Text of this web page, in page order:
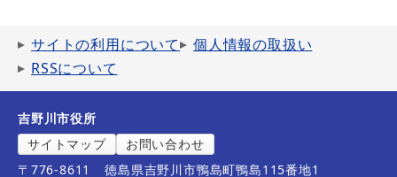
サイトの利用について
個人情報の取扱い
RSSについて
吉野川市役所
サイトマップ
お問い合わせ
〒776-8611
徳島県吉野川市鴨島町鴨島115番地1